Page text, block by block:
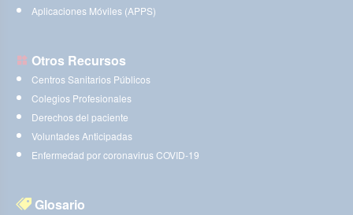
Aplicaciones Móviles (APPS)
Otros Recursos
Centros Sanitarios Públicos
Colegios Profesionales
Derechos del paciente
Voluntades Anticipadas
Enfermedad por coronavirus COVID-19
Glosario